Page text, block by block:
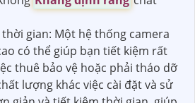
gian: Một hệ thống camera
có thể giúp bạn tiết kiệm rất
thuê bảo vệ hoặc phải tháo dỡ
lượng khác việc cài đặt và sử